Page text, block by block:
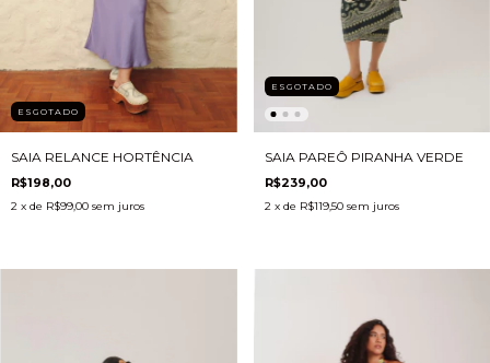
ESGOTADO
SAIA RELANCE HORTÊNCIA
R$198,00
2 x de R$99,00 sem juros
ESGOTADO
SAIA PAREÔ PIRANHA VERDE
R$239,00
2 x de R$119,50 sem juros